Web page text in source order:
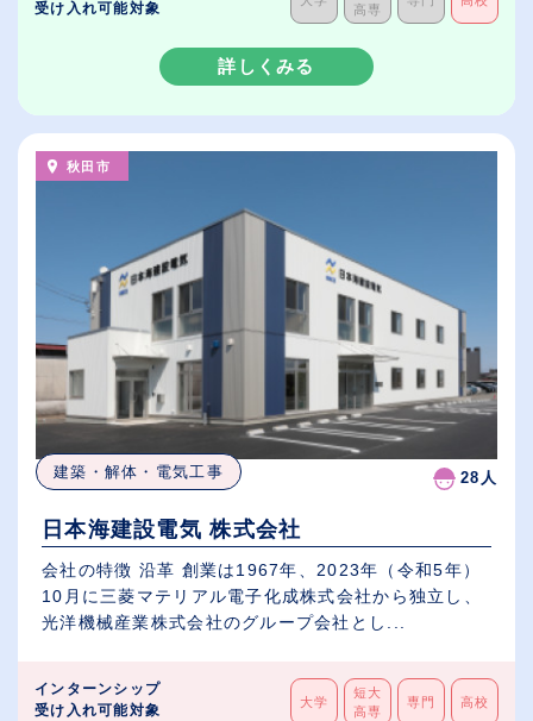
受け入れ可能対象 高専
詳しくみる
秋田市
建築・解体・電気工事 28人
日本海建設電気 株式会社
会社の特徴 沿革 創業は1967年、2023年（令和5年）
10月に三菱マテリアル電子化成株式会社から独立し、
光洋機械産業株式会社のグループ会社とし...
インターンシップ
受け入れ可能対象
大学
短大
高専
専門 高校